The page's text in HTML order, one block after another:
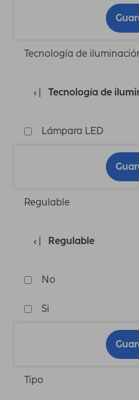
Tecnología de
Tecnología de
Lámpara LED
Regulable
Regulable
No
Si
Tipo